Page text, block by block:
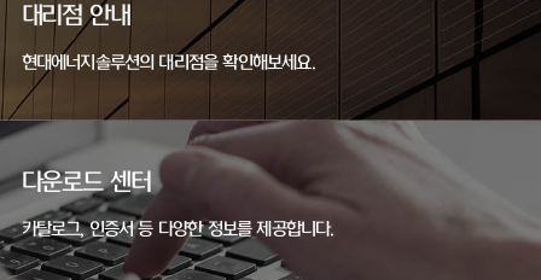
대리점 안내
현대에너지솔루션의 대리점을 확인해보세요.
다운로드 센터
카탈로그, 인증서 등 다양한 정보를 제공합니다.